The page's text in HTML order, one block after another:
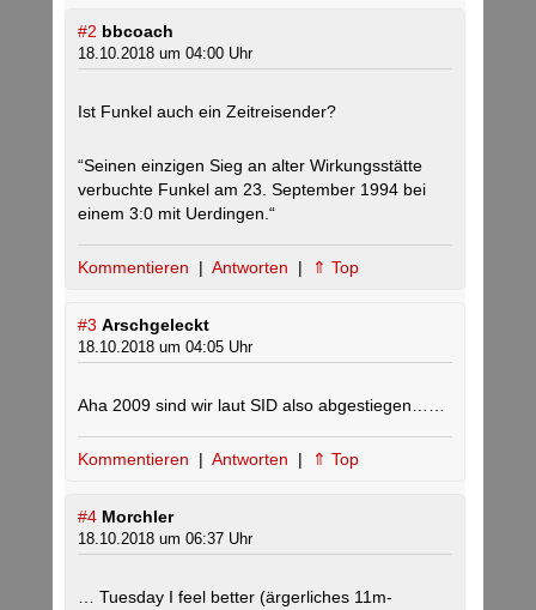
#2 bbcoach
18.10.2018 um 04:00 Uhr
Ist Funkel auch ein Zeitreisender?
“Seinen einzigen Sieg an alter Wirkungsstätte
verbuchte Funkel am 23. September 1994 bei
einem 3:0 mit Uerdingen.“
Kommentieren | Antworten | ⇑ Top
#3 Arschgeleckt
18.10.2018 um 04:05 Uhr
Aha 2009 sind wir laut SID also abgestiegen……
Kommentieren | Antworten | ⇑ Top
#4 Morchler
18.10.2018 um 06:37 Uhr
… Tuesday I feel better (ärgerliches 11m-